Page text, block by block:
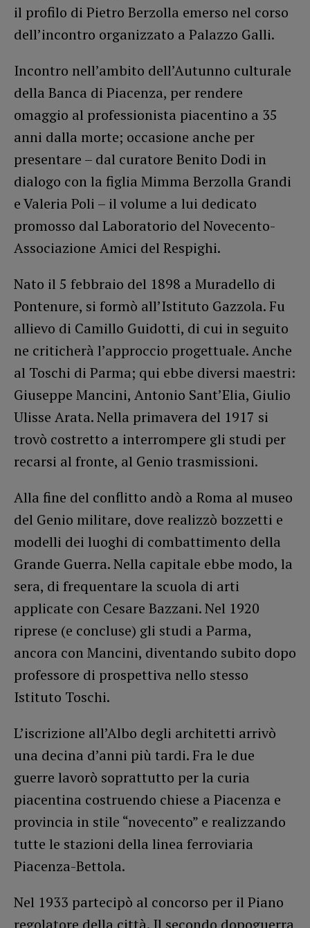
il profilo di Pietro Berzolla emerso nel corso
dell’incontro organizzato a Palazzo Galli.
Incontro nell’ambito dell’Autunno culturale
della Banca di Piacenza, per rendere
omaggio al professionista piacentino a 35
anni dalla morte; occasione anche per
presentare – dal curatore Benito Dodi in
dialogo con la figlia Mimma Berzolla Grandi
e Valeria Poli – il volume a lui dedicato
promosso dal Laboratorio del Novecento-
Associazione Amici del Respighi.
Nato il 5 febbraio del 1898 a Muradello di
Pontenure, si formò all’Istituto Gazzola. Fu
allievo di Camillo Guidotti, di cui in seguito
ne criticherà l’approccio progettuale. Anche
al Toschi di Parma; qui ebbe diversi maestri:
Giuseppe Mancini, Antonio Sant’Elia, Giulio
Ulisse Arata. Nella primavera del 1917 si
trovò costretto a interrompere gli studi per
recarsi al fronte, al Genio trasmissioni.
Alla fine del conflitto andò a Roma al museo
del Genio militare, dove realizzò bozzetti e
modelli dei luoghi di combattimento della
Grande Guerra. Nella capitale ebbe modo, la
sera, di frequentare la scuola di arti
applicate con Cesare Bazzani. Nel 1920
riprese (e concluse) gli studi a Parma,
ancora con Mancini, diventando subito dopo
professore di prospettiva nello stesso
Istituto Toschi.
L’iscrizione all’Albo degli architetti arrivò
una decina d’anni più tardi. Fra le due
guerre lavorò soprattutto per la curia
piacentina costruendo chiese a Piacenza e
provincia in stile “novecento” e realizzando
tutte le stazioni della linea ferroviaria
Piacenza-Bettola.
Nel 1933 partecipò al concorso per il Piano
regolatore della città. Il secondo dopoguerra